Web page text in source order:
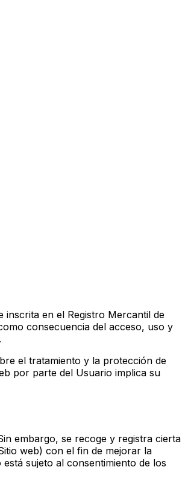
inscrita en el Registro Mercantil de
consecuencia del acceso, uso y
el tratamiento y la protección de
por parte del Usuario implica su
embargo, se recoge y registra cierta
web) con el fin de mejorar la
sujeto al consentimiento de los